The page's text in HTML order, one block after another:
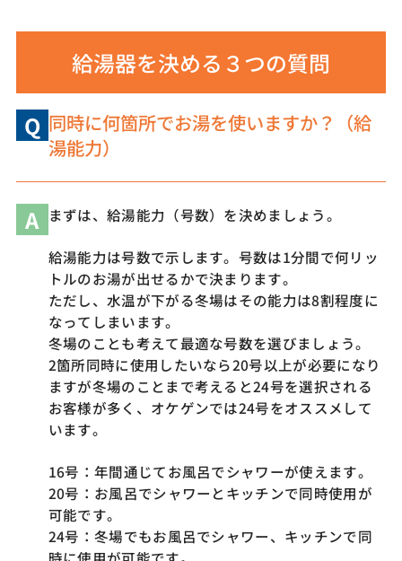
給湯器を決める３つの質問
Q 同時に何箇所でお湯を使いますか？（給
湯能力）
A まずは、給湯能力（号数）を決めましょう。
給湯能力は号数で示します。号数は1分間で何リッ
トルのお湯が出せるかで決まります。
ただし、水温が下がる冬場はその能力は8割程度に
なってしまいます。
冬場のことも考えて最適な号数を選びましょう。
2箇所同時に使用したいなら20号以上が必要になり
ますが冬場のことまで考えると24号を選択される
お客様が多く、オケゲンでは24号をオススメして
います。
16号：年間通じてお風呂でシャワーが使えます。
20号：お風呂でシャワーとキッチンで同時使用が
可能です。
24号：冬場でもお風呂でシャワー、キッチンで同